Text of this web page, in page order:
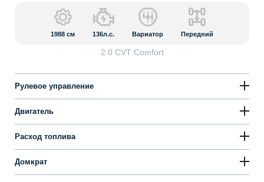
1988 см 136л.с. Вариатор Передний
2.0 CVT Comfort
Рулевое управление
Двигатель
Расход топлива
Домкрат